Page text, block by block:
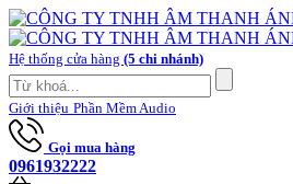
Hệ thống cửa hàng (5 chi nhánh)
Giới thiệu Phần Mềm Audio
Gọi mua hàng
0961932222